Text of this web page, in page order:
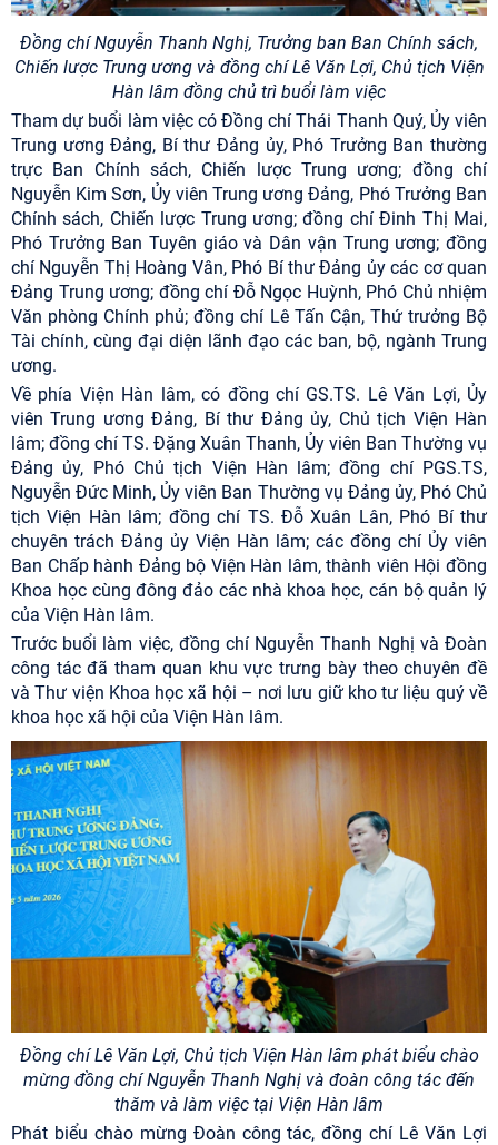
Đồng chí Nguyễn Thanh Nghị, Trưởng ban Ban Chính sách,
Chiến lược Trung ương và đồng chí Lê Văn Lợi, Chủ tịch Viện
Hàn lâm đồng chủ trì buổi làm việc
Tham dự buổi làm việc có Đồng chí Thái Thanh Quý, Ủy viên
Trung ương Đảng, Bí thư Đảng ủy, Phó Trưởng Ban thường
trực Ban Chính sách, Chiến lược Trung ương; đồng chí
Nguyễn Kim Sơn, Ủy viên Trung ương Đảng, Phó Trưởng Ban
Chính sách, Chiến lược Trung ương; đồng chí Đinh Thị Mai,
Phó Trưởng Ban Tuyên giáo và Dân vận Trung ương; đồng
chí Nguyễn Thị Hoàng Vân, Phó Bí thư Đảng ủy các cơ quan
Đảng Trung ương; đồng chí Đỗ Ngọc Huỳnh, Phó Chủ nhiệm
Văn phòng Chính phủ; đồng chí Lê Tấn Cận, Thứ trưởng Bộ
Tài chính, cùng đại diện lãnh đạo các ban, bộ, ngành Trung
ương.
Về phía Viện Hàn lâm, có đồng chí GS.TS. Lê Văn Lợi, Ủy
viên Trung ương Đảng, Bí thư Đảng ủy, Chủ tịch Viện Hàn
lâm; đồng chí TS. Đặng Xuân Thanh, Ủy viên Ban Thường vụ
Đảng ủy, Phó Chủ tịch Viện Hàn lâm; đồng chí PGS.TS,
Nguyễn Đức Minh, Ủy viên Ban Thường vụ Đảng ủy, Phó Chủ
tịch Viện Hàn lâm; đồng chí TS. Đỗ Xuân Lân, Phó Bí thư
chuyên trách Đảng ủy Viện Hàn lâm; các đồng chí Ủy viên
Ban Chấp hành Đảng bộ Viện Hàn lâm, thành viên Hội đồng
Khoa học cùng đông đảo các nhà khoa học, cán bộ quản lý
của Viện Hàn lâm.
Trước buổi làm việc, đồng chí Nguyễn Thanh Nghị và Đoàn
công tác đã tham quan khu vực trưng bày theo chuyên đề
và Thư viện Khoa học xã hội – nơi lưu giữ kho tư liệu quý về
khoa học xã hội của Viện Hàn lâm.
Đồng chí Lê Văn Lợi, Chủ tịch Viện Hàn lâm phát biểu chào
mừng đồng chí Nguyễn Thanh Nghị và đoàn công tác đến
thăm và làm việc tại Viện Hàn lâm
Phát biểu chào mừng Đoàn công tác, đồng chí Lê Văn Lợi